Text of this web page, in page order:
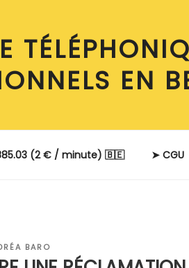
EN
(2 € / minute) 🇧🇪 ➤ CGU
BARO